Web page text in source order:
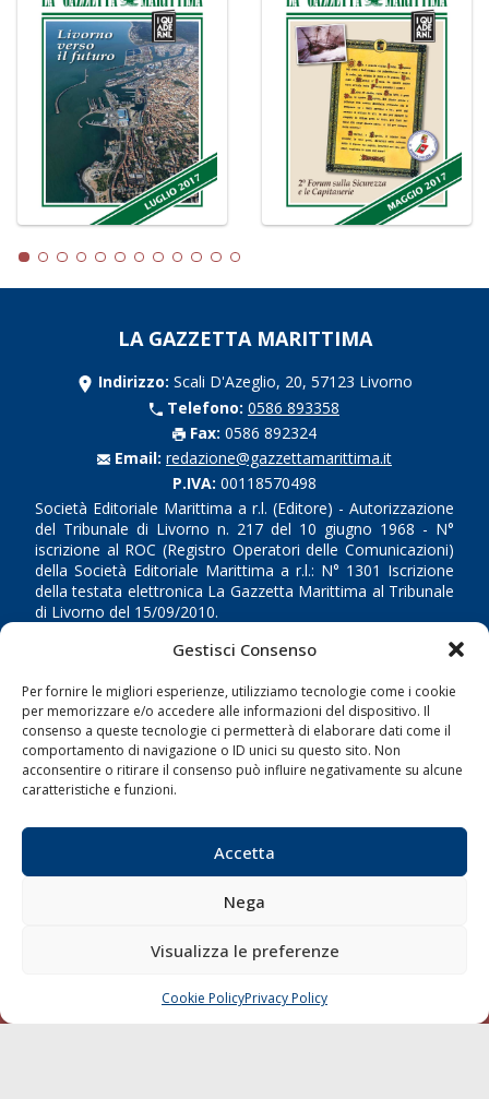
Gestisci Consenso
Per fornire le migliori esperienze, utilizziamo tecnologie come i cookie
per memorizzare e/o accedere alle informazioni del dispositivo. Il
consenso a queste tecnologie ci permetterà di elaborare dati come il
comportamento di navigazione o ID unici su questo sito. Non
acconsentire o ritirare il consenso può influire negativamente su alcune
caratteristiche e funzioni.
Accetta
Nega
Visualizza le preferenze
Cookie PolicyPrivacy Policy
LA GAZZETTA MARITTIMA
Indirizzo: Scali D'Azeglio, 20, 57123 Livorno
Telefono: 0586 893358
Fax: 0586 892324
Email: redazione@gazzettamarittima.it
P.IVA: 00118570498
Società Editoriale Marittima a r.l. (Editore) - Autorizzazione
del Tribunale di Livorno n. 217 del 10 giugno 1968 - N°
iscrizione al ROC (Registro Operatori delle Comunicazioni)
della Società Editoriale Marittima a r.l.: N° 1301 Iscrizione
della testata elettronica La Gazzetta Marittima al Tribunale
di Livorno del 15/09/2010.
LINK
Shipping
Porti/Interporti
Trasporti
Sostenibilità
Compagnie di Navigazione
Blue economy
Diporto
Contatti
CHIAMA SCRIVI